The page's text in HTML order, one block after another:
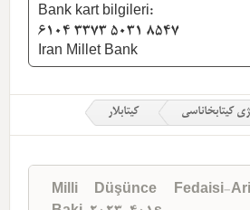
Bank kart bilgileri:
6104 3373 5031 8547
Iran Millet Bank
کیتابخاناسی کیتابلار
Milli Düşünce Fedaisi-